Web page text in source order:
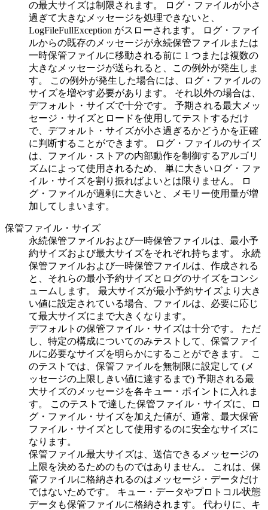
の最大サイズは制限されます。 ログ・ファイルが小さ
過ぎて大きなメッセージを処理できないと、
LogFileFullException がスローされます。 ログ・ファイ
ルからの既存のメッセージが永続保管ファイルまたは
一時保管ファイルに移動される前に 1 つまたは複数の
大きなメッセージが送られると、この例外が発生しま
す。 この例外が発生した場合には、ログ・ファイルの
サイズを増やす必要があります。 それ以外の場合は、
デフォルト・サイズで十分です。 予期される最大メッ
セージ・サイズとロードを使用してテストするだけ
で、デフォルト・サイズが小さ過ぎるかどうかを正確
に判断することができます。 ログ・ファイルのサイズ
は、ファイル・ストアの内部動作を制御するアルゴリ
ズムによって使用されるため、 単に大きいログ・ファ
イル・サイズを割り振ればよいとは限りません。 ロ
グ・ファイルが過剰に大きいと、メモリー使用量が増
加してしまいます。
保管ファイル・サイズ
永続保管ファイルおよび一時保管ファイルは、最小予
約サイズおよび最大サイズをそれぞれ持ちます。 永続
保管ファイルおよび一時保管ファイルは、作成される
と、それらの最小予約サイズとログのサイズをコンシ
ュームします。 最大サイズが最小予約サイズより大き
い値に設定されている場合、ファイルは、必要に応じ
て最大サイズにまで大きくなります。
デフォルトの保管ファイル・サイズは十分です。 ただ
し、特定の構成についてのみテストして、保管ファイ
ルに必要なサイズを明らかにすることができます。 こ
のテストでは、保管ファイルを無制限に設定して (メ
ッセージの上限しきい値に達するまで) 予期される最
大サイズのメッセージを各キュー・ポイントに入れま
す。 このテストで達した保管ファイル・サイズに、ロ
グ・ファイル・サイズを加えた値が、通常、最大保管
ファイル・サイズとして使用するのに安全なサイズに
なります。
保管ファイル最大サイズは、送信できるメッセージの
上限を決めるためのものではありません。 これは、保
管ファイルに格納されるのはメッセージ・データだけ
ではないためです。 キュー・データやプロトコル状態
データも保管ファイルに格納されます。 代わりに、キ